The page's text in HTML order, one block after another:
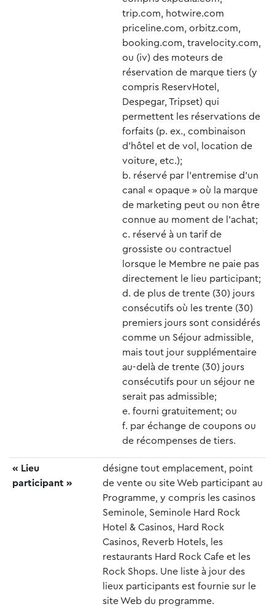
trip.com, hotwire.com
priceline.com, orbitz.com,
booking.com, travelocity.com,
ou (iv) des moteurs de
réservation de marque tiers (y
compris ReservHotel,
Despegar, Tripset) qui
permettent les réservations de
forfaits (p. ex., combinaison
d’hôtel et de vol, location de
voiture, etc.);
réservé par l’entremise d’un
canal « opaque » où la marque
de marketing peut ou non être
connue au moment de l’achat;
réservé à un tarif de
grossiste ou contractuel
lorsque le Membre ne paie pas
directement le lieu participant;
de plus de trente (30) jours
consécutifs où les trente (30)
premiers jours sont considérés
comme un Séjour admissible,
mais tout jour supplémentaire
au-delà de trente (30) jours
consécutifs pour un séjour ne
serait pas admissible;
fourni gratuitement; ou
par échange de coupons ou
de récompenses de tiers.
« Lieu
participant »
désigne tout emplacement, point
de vente ou site Web participant au
Programme, y compris les casinos
Seminole, Seminole Hard Rock
Hotel & Casinos, Hard Rock
Casinos, Reverb Hotels, les
restaurants Hard Rock Cafe et les
Rock Shops. Une liste à jour des
lieux participants est fournie sur le
site Web du programme.